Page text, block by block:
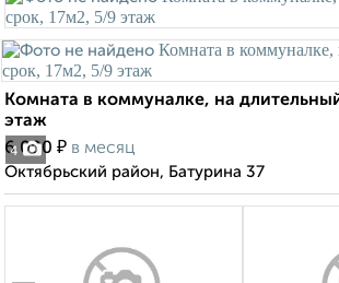
4
Комната в коммуналке, на
этаж
6 000 ₽ в месяц
Октябрьский район, Батурина 37